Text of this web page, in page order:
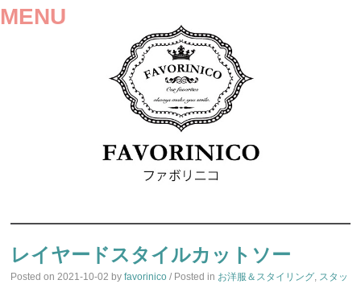
MENU
TO
CONTENT
レイヤードスタイルカットソー
Posted on2021-10-02 byfavorinico / Posted in お洋服＆スタイリング, スタッ